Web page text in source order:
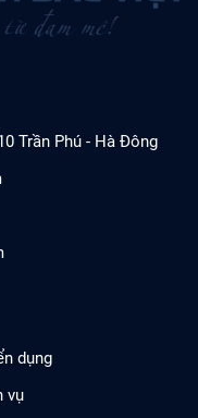
Trần Phú - Hà Đông
dụng
vụ